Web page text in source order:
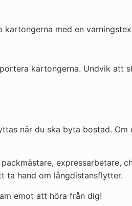
med en
kartongerna. Undvik att
när du ska byta bostad.
ta hand om långdistansflytter.
emot att höra från dig!